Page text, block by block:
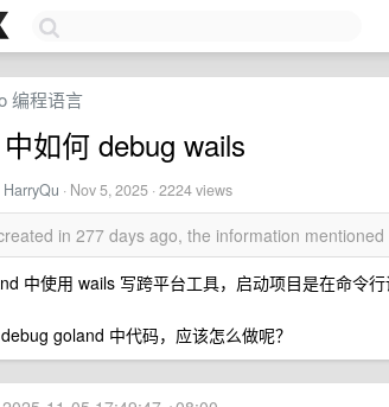
编程语言
如何 debug wails
HarryQu · Nov 5, 2025 · 2224 views
in 277 days ago, the information
中使用 wails 写跨平台工具，启动项目是在命令行
goland 中代码，应该怎么做呢？